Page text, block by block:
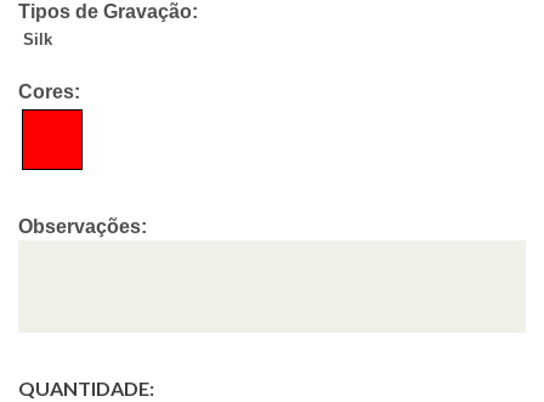
Tipos de Gravação:
Silk
Cores:
Observações:
QUANTIDADE: